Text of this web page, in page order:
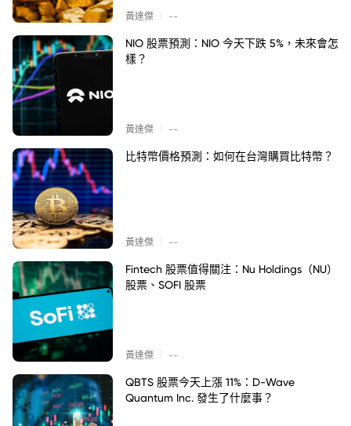
黃達傑 --
NIO 股票預測：NIO 今天下跌 5%，未來會怎
樣？
黃達傑 --
比特幣價格預測：如何在台灣購買比特幣？
黃達傑 --
Fintech 股票值得關注：Nu Holdings（NU）
股票、SOFI 股票
黃達傑 --
QBTS 股票今天上漲 11%：D-Wave
Quantum Inc. 發生了什麼事？